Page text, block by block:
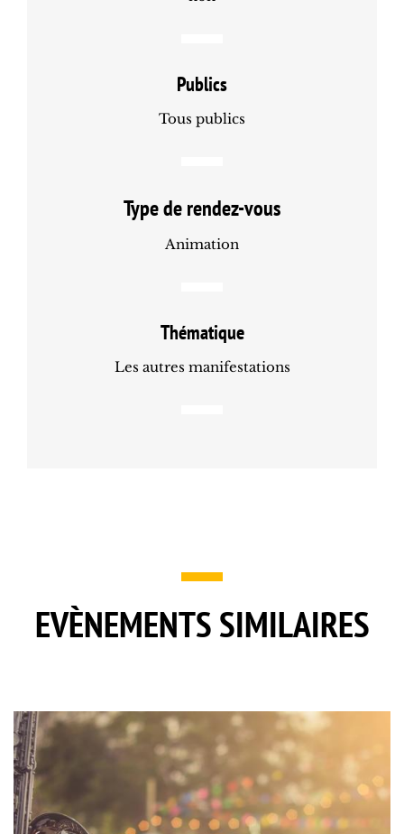
Publics
Tous publics
Type de rendez-vous
Animation
Thématique
Les autres manifestations
EVÈNEMENTS SIMILAIRES